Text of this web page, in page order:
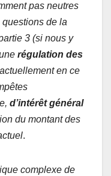
pas neutres
de la
3 (si nous y
régulation des
en ce
d’intérêt général
du montant des
.
complexe de